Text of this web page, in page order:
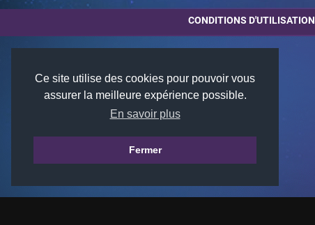
Ce site utilise des cookies pour pouvoir vous
assurer la meilleure expérience possible.
En savoir plus
Fermer
CONDITIONS D'UTILISATION